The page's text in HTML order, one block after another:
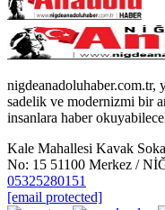
nigdeanadoluhaber.com.tr,
sadelik ve modernizmi bir
insanlara haber
Kale Mahallesi Kavak
No: 15 51100 Merkez /
05325280151
[email protected]